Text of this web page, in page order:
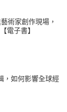
榮譽，更是數屆
出的綜藝節目
當年歌壇掀起狂
撒哈拉歲月》、
學去》、《流浪
等書深情朗讀，
濶的美麗風華，
術家創作現場，
電子書】
，如何影響全球經